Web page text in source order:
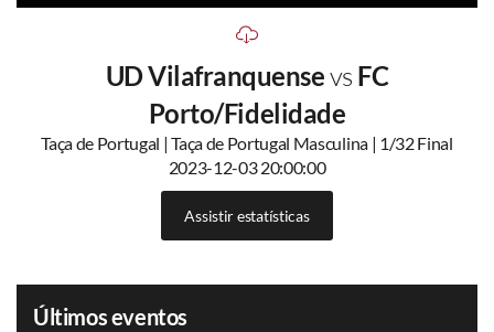
UD Vilafranquensevs FC
Porto/Fidelidade
Taça de Portugal | Taça de Portugal Masculina | 1/32 Final
2023-12-03 20:00:00
Assistir estatísticas
Últimos eventos